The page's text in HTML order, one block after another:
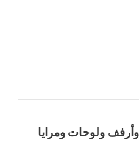
ولوحات ومرايا